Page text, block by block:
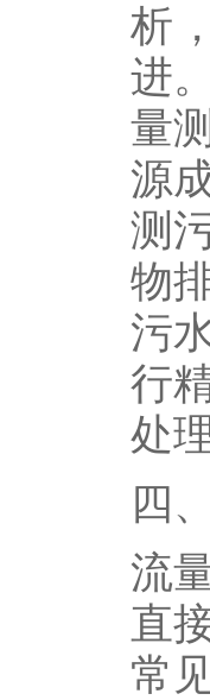
析
进
量
源
测
物
污
行
处
四
流
直
常